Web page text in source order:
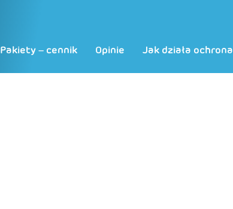
Pakiety – cennik Opinie Jak działa ochrona